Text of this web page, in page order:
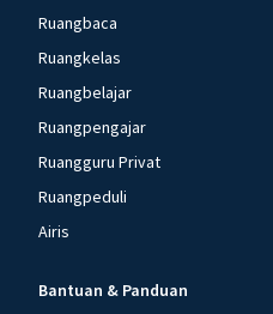
Ruangbaca
Ruangkelas
Ruangbelajar
Ruangpengajar
Ruangguru Privat
Ruangpeduli
Airis
Bantuan & Panduan